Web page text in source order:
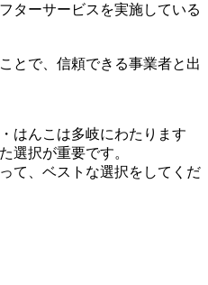
ターサービスを実施している
とで、信頼できる事業者と出
はんこは多岐にわたります
選択が重要です。
て、ベストな選択をしてくだ